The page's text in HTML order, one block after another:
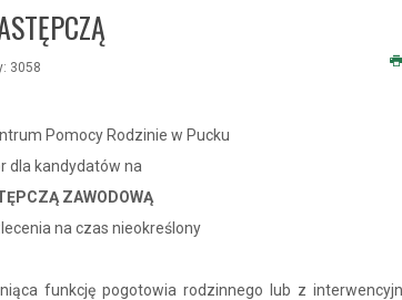
3058
Pomocy Rodzinie w Pucku
dla kandydatów na
ZAWODOWĄ
na czas nieokreślony
funkcję pogotowia rodzinnego lub z